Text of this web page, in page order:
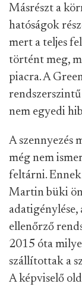
Másrészt a
hatóságok
mert a teljes
történt meg,
piacra. A
nem egyedi
A szennyezés
még nem
feltárni.
Martin büki
ellenőrző
2015 óta
szállítottak a
A képviselő